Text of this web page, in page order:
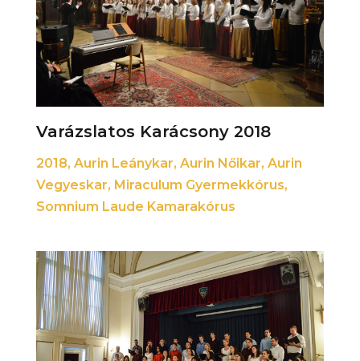
Varázslatos Karácsony 2018
2018, Aurin Leánykar, Aurin Nőikar, Aurin
Vegyeskar, Miraculum Gyermekkórus,
Somnium Laude Kamarakórus